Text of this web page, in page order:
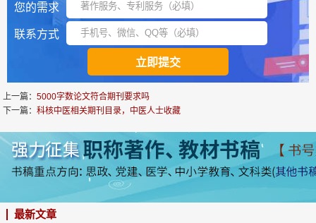
您的需求
联系方式
上一篇：5000字数论文符合期刊要求吗
下一篇：科核中医相关期刊目录，中医人士收藏
最新文章